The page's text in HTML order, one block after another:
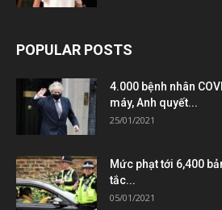
POPULAR POSTS
4.000 bệnh nhân
máy, Anh quyết...
25/01/2021
Mức phạt tới 6,400
tắc...
05/01/2021